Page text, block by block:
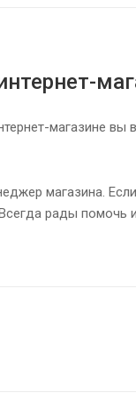
магазине
магазина.
рады